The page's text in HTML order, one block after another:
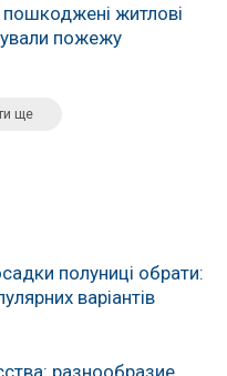
пошкоджені житлові
пожежу
ще
полуниці обрати:
варіантів